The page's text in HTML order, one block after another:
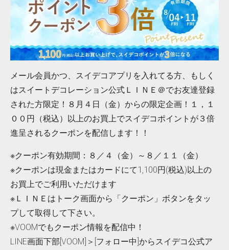
メール会員かつ、スイデコアプリを入れてる方、もしく
はスイートデコレーション公式ＬＩＮＥ＠でお友達登録
された方限定！８月４日（金）からの限定企画！１，１
００円（税込）以上のお買上でスイデコポイントが３倍
進呈されるクーポンを配信します！！
※クーポン有効期間：８／４（金）～８／１１（金）
※クーポンは現金またはカードにて1,100円(税込)以上の
お買上でご利用いただけます
※ＬＩＮＥはトーク画面から「クーポン」ボタンをタッ
プして取得して下さい。
※VOOMでもクーポン情報を配信中！
LINE画面下部[VOOM]＞[フォロー中]からスイデコ公式ア